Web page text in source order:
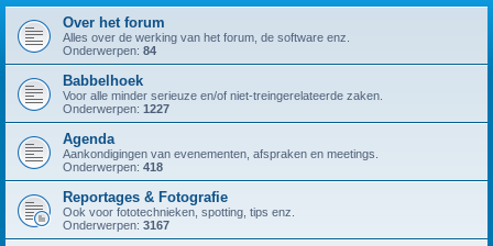
k
Over het forum
Alles over de werking van het forum, de software enz.
Onderwerpen: 84
Babbelhoek
Voor alle minder serieuze en/of niet-treingerelateerde zaken.
Onderwerpen: 1227
Agenda
Aankondigingen van evenementen, afspraken en meetings.
Onderwerpen: 418
Reportages & Fotografie
Ook voor fototechnieken, spotting, tips enz.
Onderwerpen: 3167